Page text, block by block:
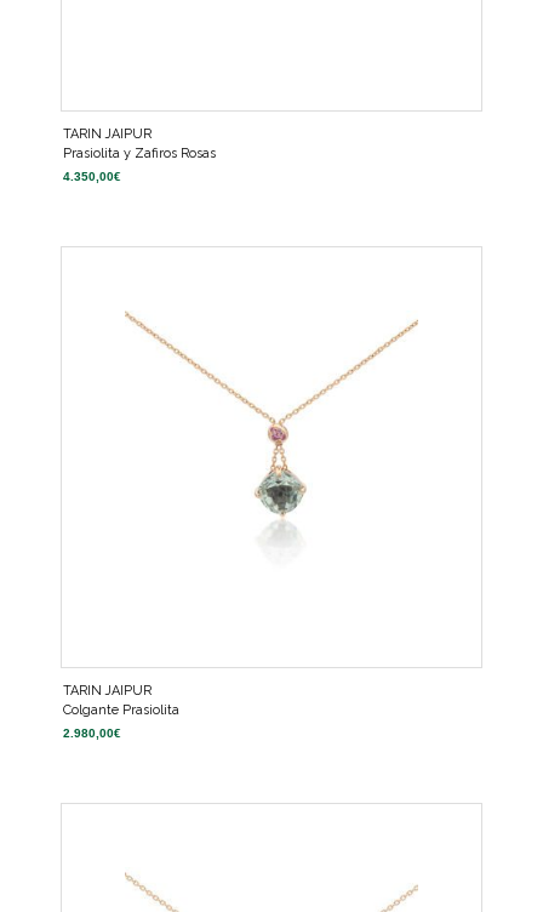
TARIN JAIPUR
Prasiolita y Zafiros Rosas
4.350,00€
TARIN JAIPUR
Colgante Prasiolita
2.980,00€